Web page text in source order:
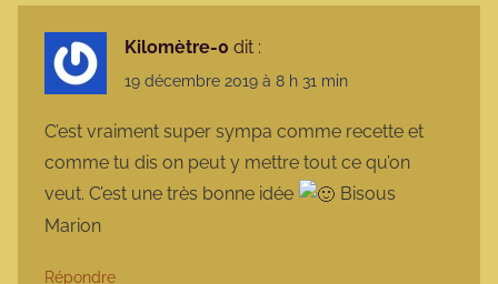
Kilomètre-0 dit :
19 décembre 2019 à 8 h 31 min
C’est vraiment super sympa comme recette et
comme tu dis on peut y mettre tout ce qu’on
veut. C’est une très bonne idée
Bisous
Marion
Répondre